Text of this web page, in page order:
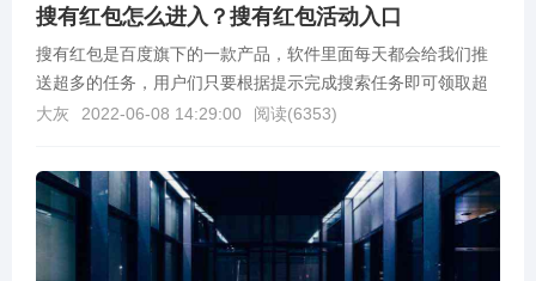
搜有红包怎么进入？搜有红包活动入口
搜有红包是百度旗下的一款产品，软件里面每天都会给我们推
送超多的任务，用户们只要根据提示完成搜索任务即可领取超
多奖励，包括积分奖励，现金红包，各项优惠券，实物礼品...
大灰 2022-06-08 14:29:00 阅读(6353)